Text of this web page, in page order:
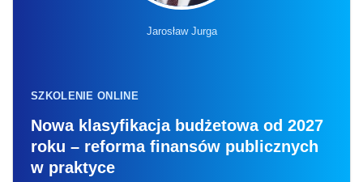
Jarosław Jurga
SZKOLENIE ONLINE
Nowa klasyfikacja budżetowa od 2027
roku – reforma finansów publicznych
w praktyce